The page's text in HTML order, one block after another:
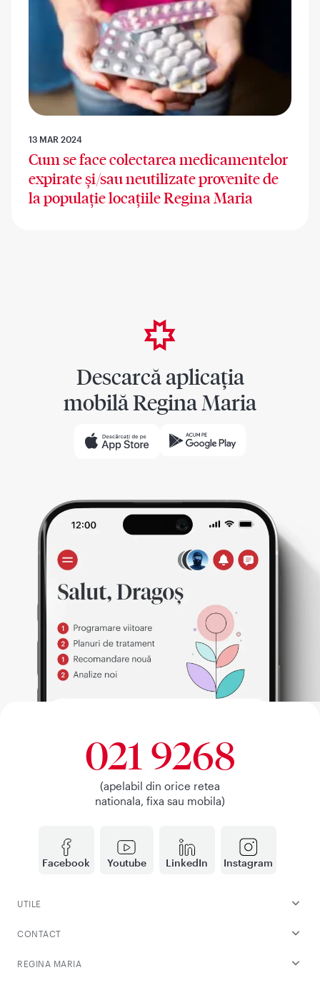
13 MAR 2024
Cum se face colectarea medicamentelor
expirate și/sau neutilizate provenite de
la populație locațiile Regina Maria
Descarcă aplicația
mobilă Regina Maria
Facebook Youtube LinkedIn Instagram
021 9268
(apelabil din orice retea
nationala, fixa sau mobila)
UTILE
CONTACT
REGINA MARIA